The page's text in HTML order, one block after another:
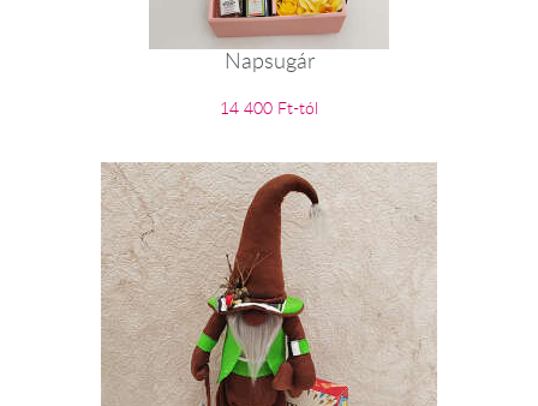
Napsugár
14 400 Ft-tól